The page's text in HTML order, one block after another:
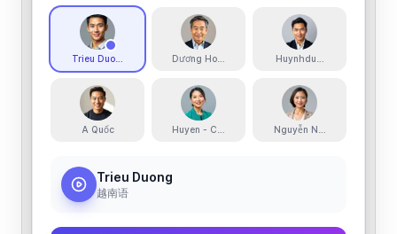
Trieu Duong Dương Hoàng Huynhduong
A Quốc Huyen - Confident NarratorNguyễn Ngân - Warm
Trieu Duong
越南语